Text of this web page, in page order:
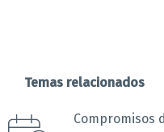
Temas relacionados
Compromisos